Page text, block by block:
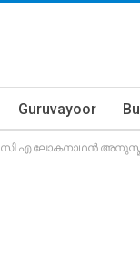
Guruvayoor
സി എ ലോകനാഥൻ